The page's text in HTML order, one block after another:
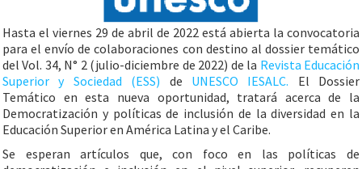
Hasta el viernes 29 de abril de 2022 está abierta la convocatoria
para el envío de colaboraciones con destino al dossier temático
del Vol. 34, N° 2 (julio-diciembre de 2022) de la Revista Educación
Superior y Sociedad (ESS)
de UNESCO IESALC. El Dossier
Temático en esta nueva oportunidad, tratará acerca de la
Democratización y políticas de inclusión de la diversidad en la
Educación Superior en América Latina y el Caribe.
Se esperan artículos que, con foco en las políticas de